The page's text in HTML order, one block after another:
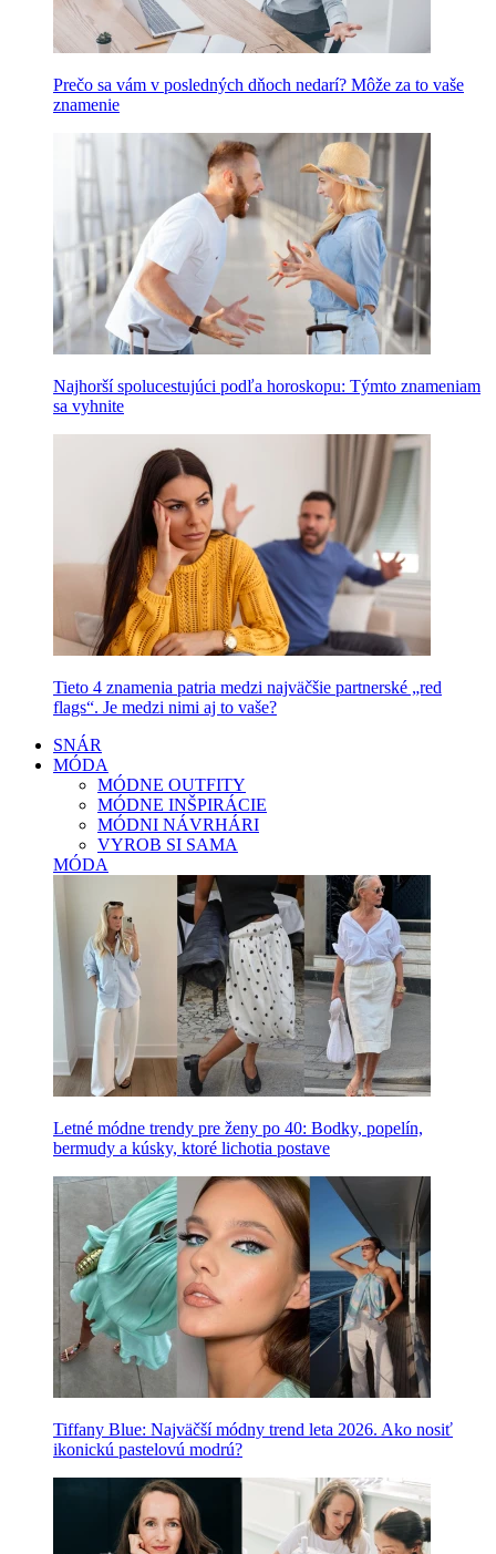
Prečo sa vám v posledných dňoch nedarí? Môže za to vaše
znamenie
Najhorší spolucestujúci podľa horoskopu: Týmto znameniam
sa vyhnite
Tieto 4 znamenia patria medzi najväčšie partnerské „red
flags“. Je medzi nimi aj to vaše?
SNÁR
MÓDA
MÓDNE OUTFITY
MÓDNE INŠPIRÁCIE
MÓDNI NÁVRHÁRI
VYROB SI SAMA
MÓDA
Letné módne trendy pre ženy po 40: Bodky, popelín,
bermudy a kúsky, ktoré lichotia postave
Tiffany Blue: Najväčší módny trend leta 2026. Ako nosiť
ikonickú pastelovú modrú?